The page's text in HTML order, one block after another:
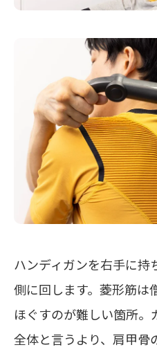
ハンディガンを右手に持
側に回します。菱形筋は
ほぐすのが難しい箇所
全体と言うより、肩甲骨